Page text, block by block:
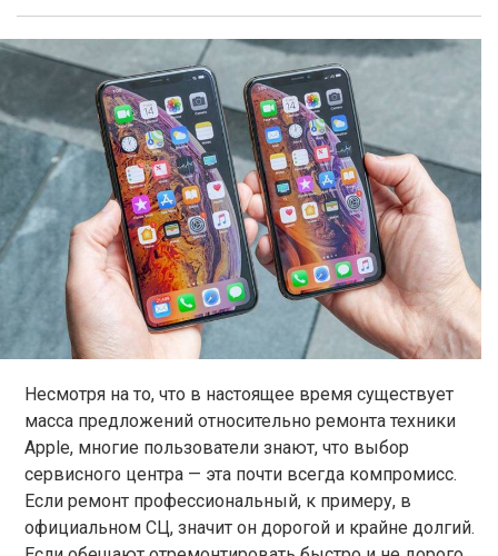
Несмотря на то, что в настоящее время существует
масса предложений относительно ремонта техники
Apple, многие пользователи знают, что выбор
сервисного центра — эта почти всегда компромисс.
Если ремонт профессиональный, к примеру, в
официальном СЦ, значит он дорогой и крайне долгий.